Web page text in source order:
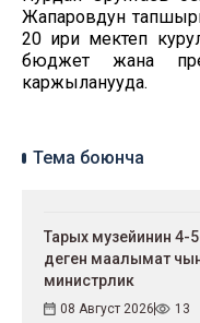
Жапаровдун
20 ири мектеп
бюджет жана
каржыланууда.
Тема боюнча
Тарых музейинин 4-
деген маалымат
министрлик
08 Август 2026 13